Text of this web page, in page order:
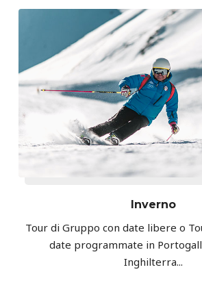
Inverno
Tour di Gruppo con date libere o
date programmate in
Inghilterra...